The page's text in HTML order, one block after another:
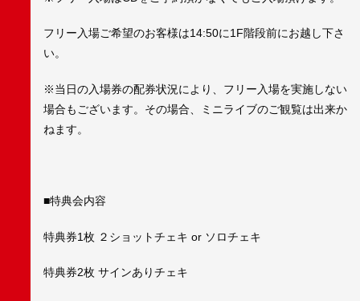
フリー入場ご希望のお客様は14:50に1F階段前にお越し下さ
い。
※当日の入場券の配券状況により、フリー入場を実施しない
場合もございます。その場合、ミニライブのご観覧は出来か
ねます。
■特典会内容
特典券1枚 ２ショットチェキ or ソロチェキ
特典券2枚 サインありチェキ